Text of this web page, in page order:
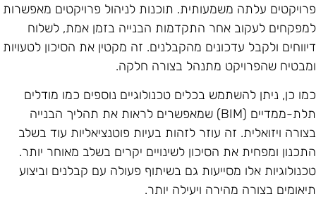
עלתה משמעותית. תוכנות לניהול פרויקטים מאפשרות
לעקוב אחר התקדמות הבנייה בזמן אמת, לשלוח
ולקבל עדכונים מהקבלנים. זה מקטין את הסיכון לטעויות
שהפרויקט מתנהל בצורה חלקה.
כן, ניתן להשתמש בכלים טכנולוגיים נוספים כמו מודלים
תלת-ממדיים (BIM) שמאפשרים לראות את תהליך הבנייה
ויזואלית. זה עוזר לזהות בעיות פוטנציאליות עוד בשלב
ומפחית את הסיכון לשינויים יקרים בשלב מאוחר יותר.
אלו מסייעות גם בשיתוף פעולה עם קבלנים וביצוע
בצורה מהירה ויעילה יותר.